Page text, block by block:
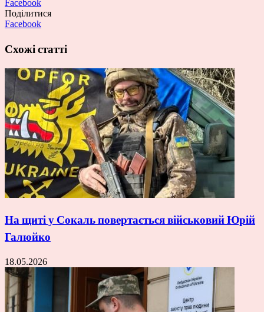
Facebook
Поділитися
Facebook
Схожі статті
На щиті у Сокаль повертається військовий Юрій
Галюйко
18.05.2026